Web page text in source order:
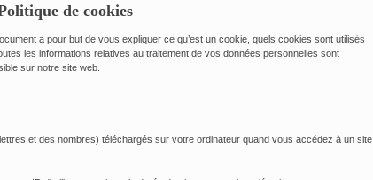
de cookies
a pour but de vous expliquer ce qu’est un cookie, quels cookies sont utilisés
les informations relatives au traitement de vos données personnelles sont
sur notre site web.
et des nombres) téléchargés sur votre ordinateur quand vous accédez à un site